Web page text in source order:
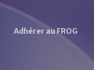
Adhérer au FROG